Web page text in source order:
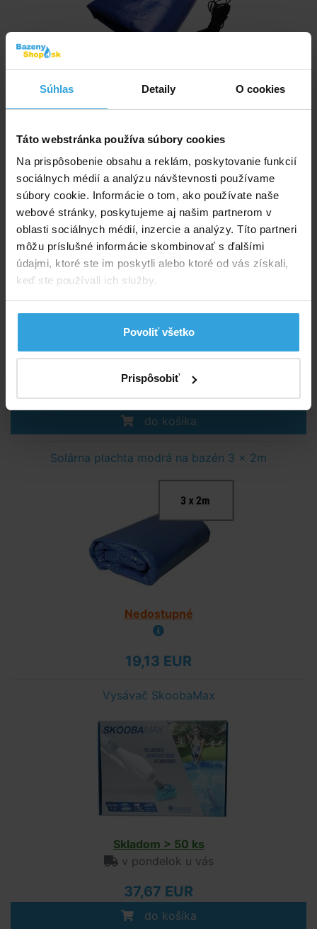
Súhlas Detaily O cookies
Táto webstránka používa súbory cookies
Na prispôsobenie obsahu a reklám, poskytovanie funkcií
sociálnych médií a analýzu návštevnosti používame
súbory cookie. Informácie o tom, ako používate naše
webové stránky, poskytujeme aj našim partnerom v
oblasti sociálnych médií, inzercie a analýzy. Títo partneri
môžu príslušné informácie skombinovať s ďalšími
údajmi, ktoré ste im poskytli alebo ktoré od vás získali,
keď ste používali ich služby.
Povoliť všetko
Prispôsobiť
Skladom > 10 ks
35,83 EUR
do košíka
Podložka pod bazén 3,1 x 2,1m
Skladom > 20 ks
16,46 EUR
do košíka
Solárna plachta modrá na bazén 3 x 2m
Nedostupné
19,13 EUR
Vysávač SkoobaMax
Skladom > 50 ks
v pondelok u vás
37,67 EUR
do košíka